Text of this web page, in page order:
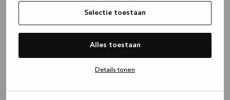
Selectie toestaan
Alles toestaan
Details tonen